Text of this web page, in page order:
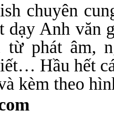
chuyên
dạy Anh văn
từ phát âm,
Hầu hết
kèm theo